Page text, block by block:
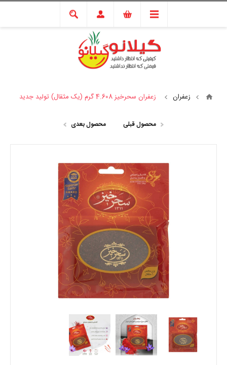
زعفران زعفران سحرخیز 4.608 گرم (یک مثقال) تولید جدید
محصول قبلی محصول بعدی